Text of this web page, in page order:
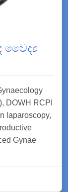
වෛද්‍ය
DOWH RCPI
laparoscopy,
Gynae